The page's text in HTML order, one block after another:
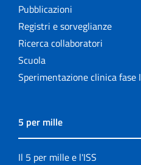
Pubblicazioni
Registri e sorveglianze
Ricerca collaboratori
Scuola
Sperimentazione clinica fase I
5 per mille
Il 5 per mille e l'ISS